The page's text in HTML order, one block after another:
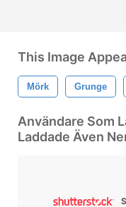
This Image
Mörk Grunge
Användare Som
Laddade Även